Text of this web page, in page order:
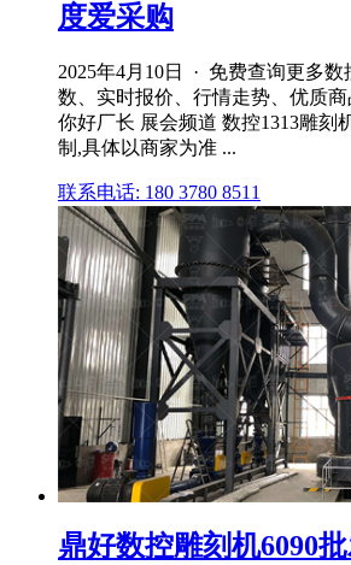
度爱采购
2025年4月10日 · 免费查询更多数
数、实时报价、行情走势、优质
你好厂长 展会频道 数控1313雕刻
制,具体以商家为准 ...
联系电话: 180 3780 8511
鼎好数控雕刻机6090